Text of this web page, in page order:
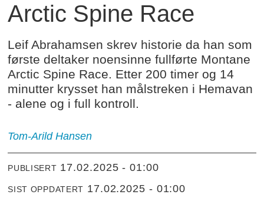
Arctic Spine Race
Leif Abrahamsen skrev historie da han som
første deltaker noensinne fullførte Montane
Arctic Spine Race. Etter 200 timer og 14
minutter krysset han målstreken i Hemavan
- alene og i full kontroll.
Tom-Arild Hansen
PUBLISERT 17.02.2025 - 01:00
SIST OPPDATERT 17.02.2025 - 01:00